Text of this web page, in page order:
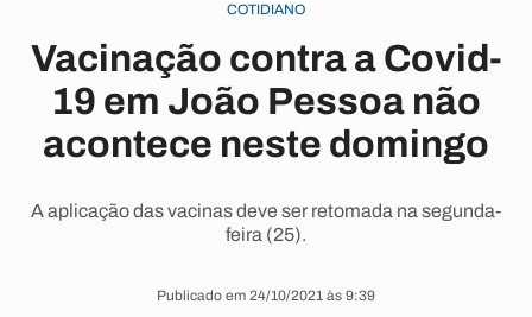
COTIDIANO
Vacinação contra a Covid-
19 em João Pessoa não
acontece neste domingo
A aplicação das vacinas deve ser retomada na segunda-
feira (25).
Publicado em 24/10/2021 às 9:39